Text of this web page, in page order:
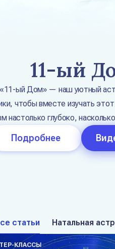
11-ый
ый Дом» — наш уютный
чтобы вместе изучать
настолько глубоко,
Подробнее
статьи Натальная
КЛАССЫ